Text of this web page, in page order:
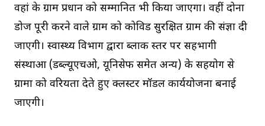
वहां के ग्राम प्रधान को सम्मानित भी किया जाएगा। वहीं दोनों
डोज पूरी करने वाले ग्राम को कोविड सुरक्षित ग्राम की संज्ञा दी
जाएगी। स्वास्थ्य विभाग द्वारा ब्लाक स्तर पर सहभागी
संस्थाओं (डब्ल्यूएचओ, यूनिसेफ समेत अन्‍य) के सहयोग से
ग्रामों को वरियता देते हुए क्लस्टर मॉडल कार्ययोजना बनाई
जाएगी।